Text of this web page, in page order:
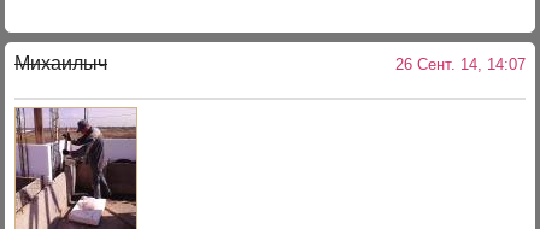
Михаилыч 26 Сент. 14, 14:07